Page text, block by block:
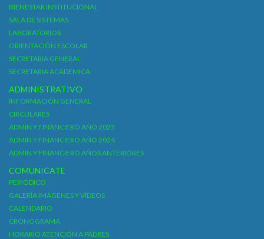
BIENESTAR INSTITUCIONAL
SALA DE SISTEMAS
LABORATORIOS
ORIENTACIÓN ESCOLAR
SECRETARIA GENERAL
SECRETARIA ACADEMICA
ADMINISTRATIVO
INFORMACIÓN GENERAL
CIRCULARES
ADMIN Y FINANCIERO AÑO 2025
ADMIN Y FINANCIERO AÑO 2024
ADMIN Y FINANCIERO AÑOS ANTERIORES
COMUNICATE
PERIÓDICO
GALERÍA IMÁGENES Y VÍDEOS
CALENDARIO
CRONOGRAMA
HORARIO ATENCIÓN A PADRES